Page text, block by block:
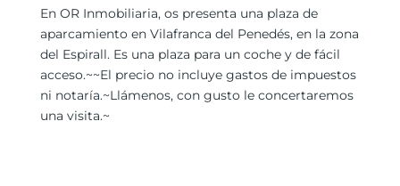
En OR Inmobiliaria, os presenta una plaza de
aparcamiento en Vilafranca del Penedés, en la zona
del Espirall. Es una plaza para un coche y de fácil
acceso.~~El precio no incluye gastos de impuestos
ni notaría.~Llámenos, con gusto le concertaremos
una visita.~